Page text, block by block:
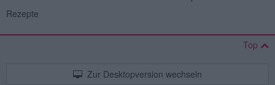
Rezepte
Top
Zur Desktopversion wechseln